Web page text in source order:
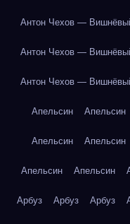
Антон Чехов —
Антон Чехов —
Антон Чехов —
Апельсин Апельсин
Апельсин Апельсин
Апельсин Апельсин
Арбуз Арбуз Арбуз